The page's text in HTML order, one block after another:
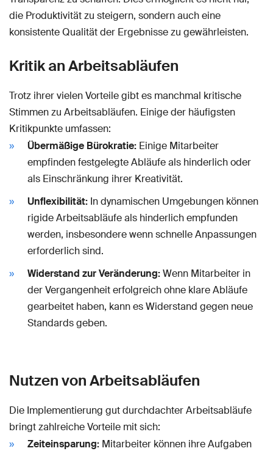
die Produktivität zu steigern, sondern auch eine
konsistente Qualität der Ergebnisse zu gewährleisten.
Kritik an Arbeitsabläufen
Trotz ihrer vielen Vorteile gibt es manchmal kritische
Stimmen zu Arbeitsabläufen. Einige der häufigsten
Kritikpunkte umfassen:
Übermäßige Bürokratie: Einige Mitarbeiter
empfinden festgelegte Abläufe als hinderlich oder
als Einschränkung ihrer Kreativität.
Unflexibilität: In dynamischen Umgebungen können
rigide Arbeitsabläufe als hinderlich empfunden
werden, insbesondere wenn schnelle Anpassungen
erforderlich sind.
Widerstand zur Veränderung:Wenn Mitarbeiter in
der Vergangenheit erfolgreich ohne klare Abläufe
gearbeitet haben, kann es Widerstand gegen neue
Standards geben.
Nutzen von Arbeitsabläufen
Die Implementierung gut durchdachter Arbeitsabläufe
bringt zahlreiche Vorteile mit sich:
Zeiteinsparung: Mitarbeiter können ihre Aufgaben